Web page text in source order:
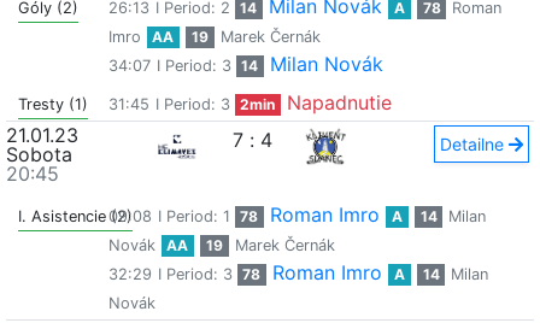
Góly (2) 26:13 I Period: 2 14 Milan Novák A 78
Roman
Imro
AA 19
Marek Černák
34:07 I Period: 3 14 Milan Novák
Tresty (1) 31:45 I Period: 3 2min
Napadnutie
21.01.23
Sobota
20:45
7 : 4 Detailne
I. Asistencie (2)09:08 I Period: 1 78 Roman Imro A 14
Milan
Novák
AA 19
Marek Černák
32:29 I Period: 3 78 Roman Imro A 14
Milan
Novák